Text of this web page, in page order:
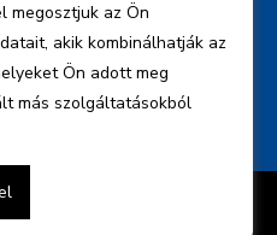
HorizON Ltd.
megosztjuk az Ön
akik kombinálhatják az
Ön adott meg
más szolgáltatásokból